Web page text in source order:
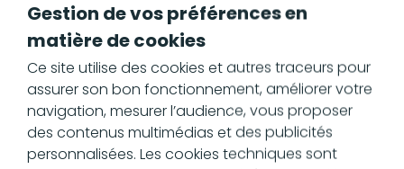
réglementation à venir, il est important
pour les entreprises d'analyser sans
existants et de déterminer les
ajustements nécessaires pour intégrer
des solutions de facturation électronique
adaptées. Anticiper cette transition est
essentiel pour assurer un passage fluide
Gestion de vos préférences en
matière de cookies
Ce site utilise des cookies et autres traceurs pour
assurer son bon fonctionnement, améliorer votre
navigation, mesurer l’audience, vous proposer
des contenus multimédias et des publicités
personnalisées. Les cookies techniques sont